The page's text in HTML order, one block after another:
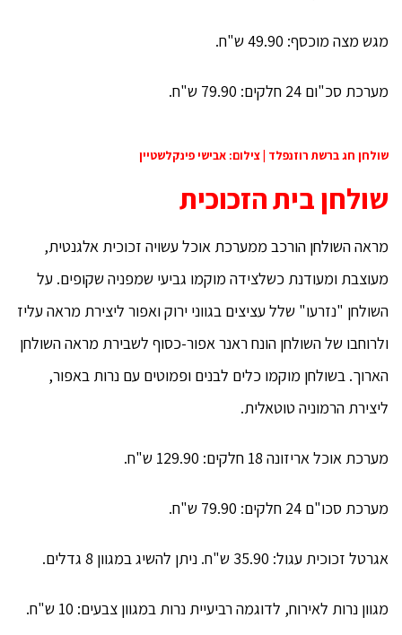
מגש מצה מוכסף: 49.90 ש"ח.
מערכת סכ"ום 24 חלקים: 79.90 ש"ח.
שולחן חג ברשת רוזנפלד | צילום: אבישי פינקלשטיין
שולחן בית הזכוכית
מראה השולחן הורכב ממערכת אוכל עשויה זכוכית אלגנטית,
מעוצבת ומעודנת כשלצידה מוקמו גביעי שמפניה שקופים. על
השולחן "נזרעו" שלל עציצים בגווני ירוק ואפור ליצירת מראה עליז
ולרוחבו של השולחן הונח ראנר אפור-כסוף לשבירת מראה השולחן
הארוך. בשולחן מוקמו כלים לבנים ופמוטים עם נרות באפור,
ליצירת הרמוניה טוטאלית.
מערכת אוכל אריזונה 18 חלקים: 129.90 ש"ח.
מערכת סכו"ם 24 חלקים: 79.90 ש"ח.
אגרטל זכוכית עגול: 35.90 ש"ח. ניתן להשיג במגוון 8 גדלים.
מגוון נרות לאירוח, לדוגמה רביעיית נרות במגוון צבעים: 10 ש"ח.